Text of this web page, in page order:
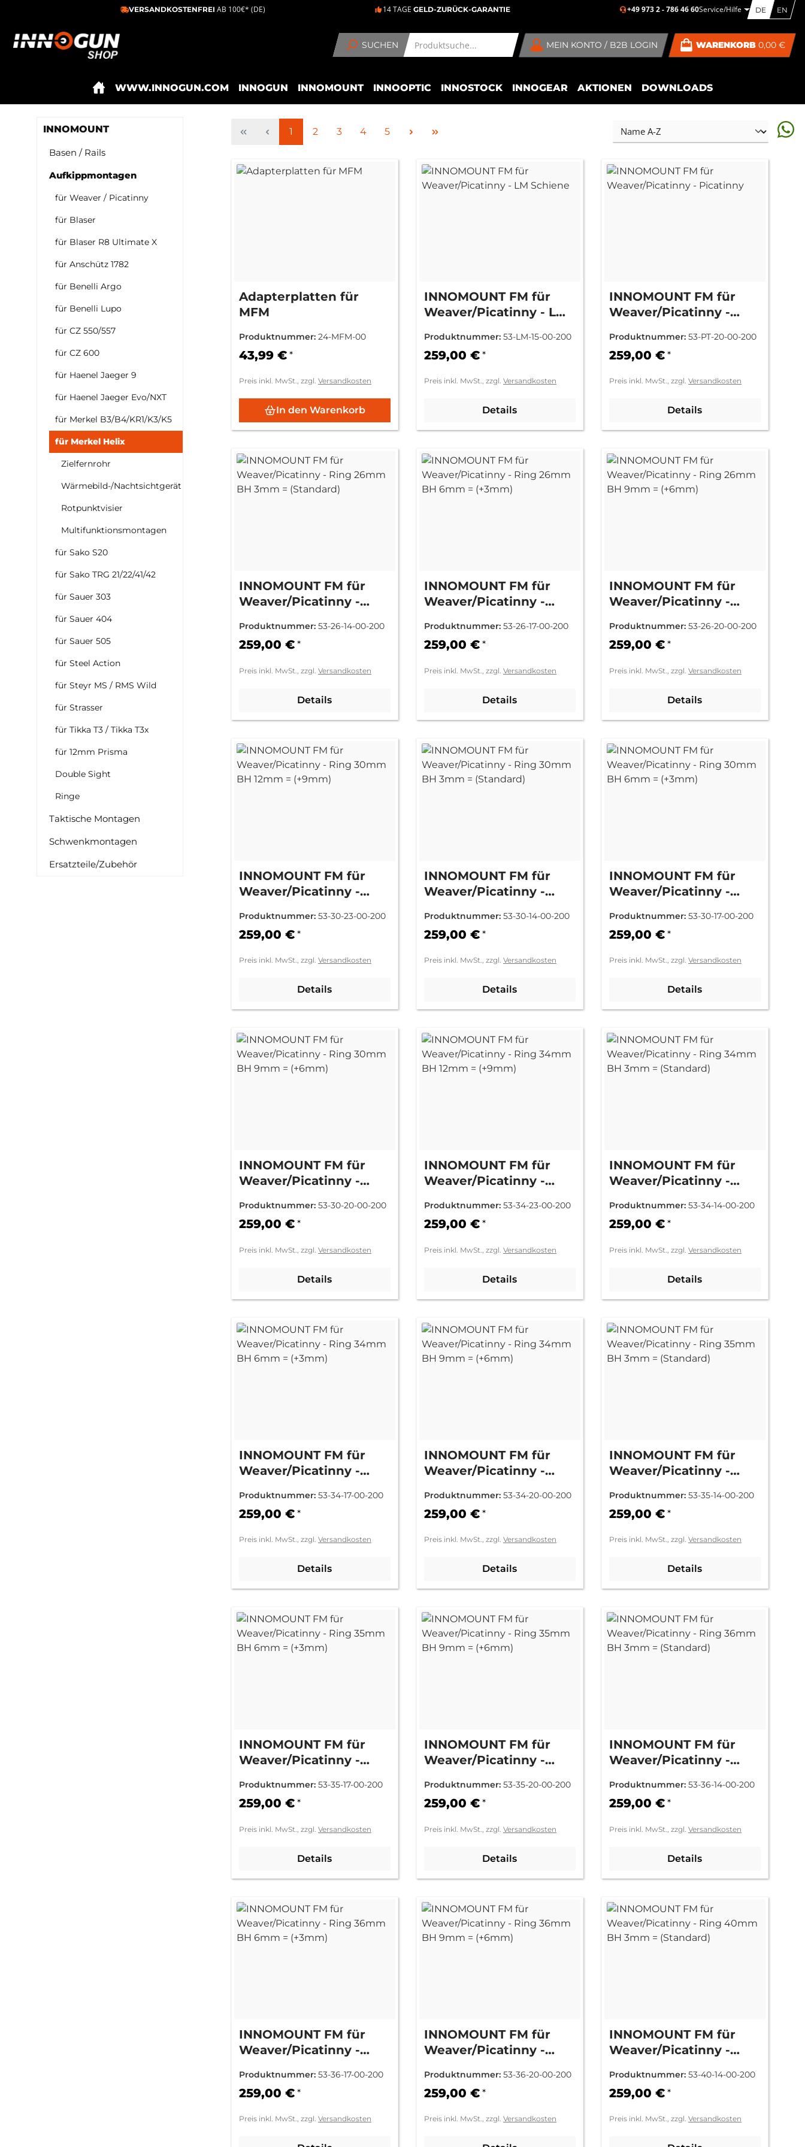
Zur Hauptnavigation springenVERSANDKOSTENFREI AB 100€* (DE) 14 TAGE GELD-ZURÜCK-GARANTIE +49 973 2 - 786 46 60Service/Hilfe DE EN
SUCHEN MEIN KONTO / B2B LOGIN WARENKORB 0,00 €
WWW.INNOGUN.COM INNOGUN INNOMOUNT INNOOPTIC INNOSTOCK INNOGEAR AKTIONEN DOWNLOADS
INNOMOUNT
Basen / Rails
Aufkippmontagen
für Weaver / Picatinny
für Blaser
für Blaser R8 Ultimate X
für Anschütz 1782
für Benelli Argo
für Benelli Lupo
für CZ 550/557
für CZ 600
für Haenel Jaeger 9
für Haenel Jaeger Evo/NXT
für Merkel B3/B4/KR1/K3/K5
für Merkel Helix
Zielfernrohr
Wärmebild-/Nachtsichtgerät
Rotpunktvisier
Multifunktionsmontagen
für Sako S20
für Sako TRG 21/22/41/42
für Sauer 303
für Sauer 404
für Sauer 505
für Steel Action
für Steyr MS / RMS Wild
für Strasser
für Tikka T3 / Tikka T3x
für 12mm Prisma
Double Sight
Ringe
Taktische Montagen
Schwenkmontagen
Ersatzteile/Zubehör
Seite
1 Seite
2 Seite
3 Seite
4 Seite
5
Adapterplatten für
MFM
Produktnummer: 24-MFM-00
43,99 € *
Preis inkl. MwSt., zzgl. Versandkosten
In den Warenkorb
INNOMOUNT FM für
Weaver/Picatinny - LM
Produktnummer: 53-LM-15-00-200
259,00 €*
Preis inkl. MwSt., zzgl. Versandkosten
Details
INNOMOUNT FM für
Weaver/Picatinny -
Produktnummer: 53-PT-20-00-200
259,00 €*
Preis inkl. MwSt., zzgl. Versandkosten
Details
INNOMOUNT FM für
Weaver/Picatinny -
(Standard)
Produktnummer: 53-26-14-00-200
259,00 € *
Preis inkl. MwSt., zzgl. Versandkosten
Details
INNOMOUNT FM für
Weaver/Picatinny -
(+3mm)
Produktnummer: 53-26-17-00-200
259,00 €*
Preis inkl. MwSt., zzgl. Versandkosten
Details
INNOMOUNT FM für
Weaver/Picatinny -
(+6mm)
Produktnummer: 53-26-20-00-200
259,00 €*
Preis inkl. MwSt., zzgl. Versandkosten
Details
INNOMOUNT FM für
Weaver/Picatinny -
(+9mm)
Produktnummer: 53-30-23-00-200
259,00 € *
Preis inkl. MwSt., zzgl. Versandkosten
Details
INNOMOUNT FM für
Weaver/Picatinny -
(Standard)
Produktnummer: 53-30-14-00-200
259,00 €*
Preis inkl. MwSt., zzgl. Versandkosten
Details
INNOMOUNT FM für
Weaver/Picatinny -
(+3mm)
Produktnummer: 53-30-17-00-200
259,00 €*
Preis inkl. MwSt., zzgl. Versandkosten
Details
INNOMOUNT FM für
Weaver/Picatinny -
(+6mm)
Produktnummer: 53-30-20-00-200
259,00 € *
Preis inkl. MwSt., zzgl. Versandkosten
Details
INNOMOUNT FM für
Weaver/Picatinny -
(+9mm)
Produktnummer: 53-34-23-00-200
259,00 €*
Preis inkl. MwSt., zzgl. Versandkosten
Details
INNOMOUNT FM für
Weaver/Picatinny -
(Standard)
Produktnummer: 53-34-14-00-200
259,00 €*
Preis inkl. MwSt., zzgl. Versandkosten
Details
INNOMOUNT FM für
Weaver/Picatinny -
(+3mm)
Produktnummer: 53-34-17-00-200
259,00 € *
Preis inkl. MwSt., zzgl. Versandkosten
Details
INNOMOUNT FM für
Weaver/Picatinny -
(+6mm)
Produktnummer: 53-34-20-00-200
259,00 €*
Preis inkl. MwSt., zzgl. Versandkosten
Details
INNOMOUNT FM für
Weaver/Picatinny -
(Standard)
Produktnummer: 53-35-14-00-200
259,00 €*
Preis inkl. MwSt., zzgl. Versandkosten
Details
INNOMOUNT FM für
Weaver/Picatinny -
(+3mm)
Produktnummer: 53-35-17-00-200
259,00 € *
Preis inkl. MwSt., zzgl. Versandkosten
Details
INNOMOUNT FM für
Weaver/Picatinny -
(+6mm)
Produktnummer: 53-35-20-00-200
259,00 €*
Preis inkl. MwSt., zzgl. Versandkosten
Details
INNOMOUNT FM für
Weaver/Picatinny -
(Standard)
Produktnummer: 53-36-14-00-200
259,00 €*
Preis inkl. MwSt., zzgl. Versandkosten
Details
INNOMOUNT FM für
Weaver/Picatinny -
(+3mm)
Produktnummer: 53-36-17-00-200
259,00 € *
Preis inkl. MwSt., zzgl. Versandkosten
INNOMOUNT FM für
Weaver/Picatinny -
(+6mm)
Produktnummer: 53-36-20-00-200
259,00 €*
Preis inkl. MwSt., zzgl. Versandkosten
INNOMOUNT FM für
Weaver/Picatinny -
(Standard)
Produktnummer: 53-40-14-00-200
259,00 €*
Preis inkl. MwSt., zzgl. Versandkosten